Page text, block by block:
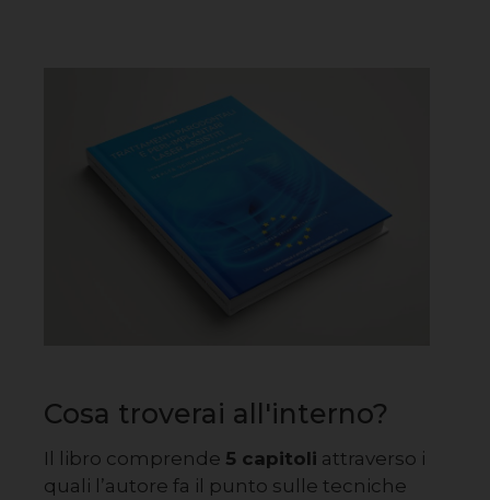
Cosa troverai all'interno?
Il libro comprende 5 capitoli attraverso i
quali l’autore fa il punto sulle tecniche